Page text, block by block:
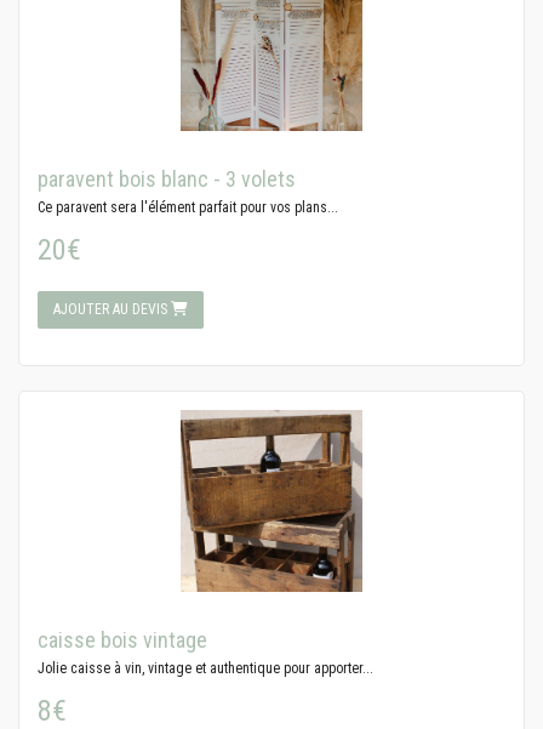
paravent bois blanc - 3 volets
Ce paravent sera l'élément parfait pour vos plans...
20€
AJOUTER AU DEVIS
caisse bois vintage
Jolie caisse à vin, vintage et authentique pour apporter...
8€